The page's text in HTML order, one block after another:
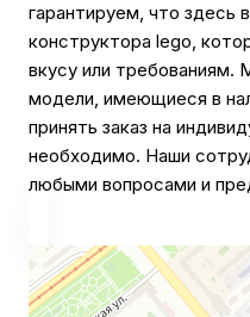
гарантируем, что
конструктора lego,
вкусу или
модели, имеющиеся в
принять заказ на
необходимо. Наши
любыми вопросами и